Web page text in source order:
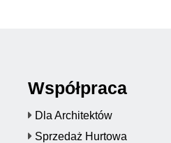
Współpraca
Dla Architektów
Sprzedaż Hurtowa